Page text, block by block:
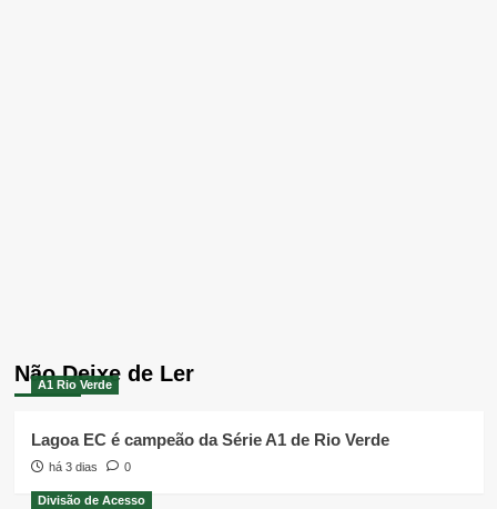
Não Deixe de Ler
A1 Rio Verde
Lagoa EC é campeão da Série A1 de Rio Verde
há 3 dias 0
Divisão de Acesso